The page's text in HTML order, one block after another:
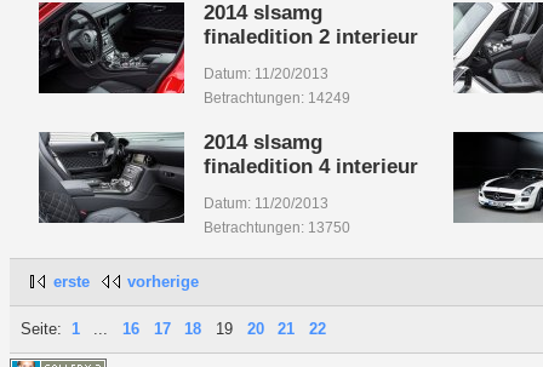
2014 slsamg
finaledition 2 interieur
Datum: 11/20/2013
Betrachtungen: 14249
2014 slsamg
finaledition 4 interieur
Datum: 11/20/2013
Betrachtungen: 13750
erste vorherige
Seite: 1 ... 16 17 18 19 20 21 22